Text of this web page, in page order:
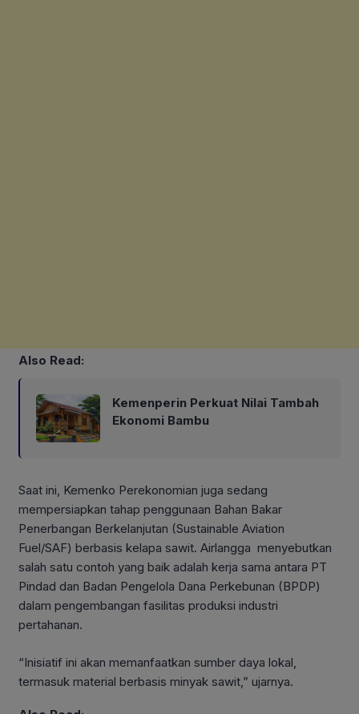
Also Read:
Kemenperin Perkuat Nilai Tambah
Ekonomi Bambu
Saat ini, Kemenko Perekonomian juga sedang
mempersiapkan tahap penggunaan Bahan Bakar
Penerbangan Berkelanjutan (Sustainable Aviation
Fuel/SAF) berbasis kelapa sawit. Airlangga menyebutkan
salah satu contoh yang baik adalah kerja sama antara PT
Pindad dan Badan Pengelola Dana Perkebunan (BPDP)
dalam pengembangan fasilitas produksi industri
pertahanan.
“Inisiatif ini akan memanfaatkan sumber daya lokal,
termasuk material berbasis minyak sawit,” ujarnya.